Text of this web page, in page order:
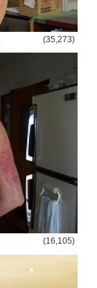
(35,273)
(16,105)